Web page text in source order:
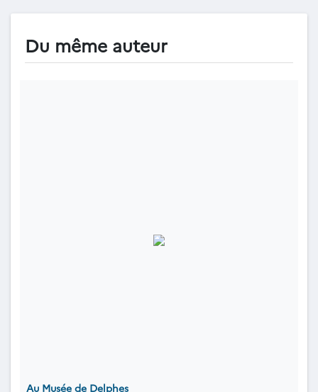
Du même auteur
Au Musée de Delphes